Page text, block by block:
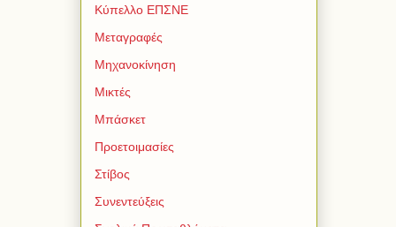
Κύπελλο ΕΠΣΝΕ
Μεταγραφές
Μηχανοκίνηση
Μικτές
Μπάσκετ
Προετοιμασίες
Στίβος
Συνεντεύξεις